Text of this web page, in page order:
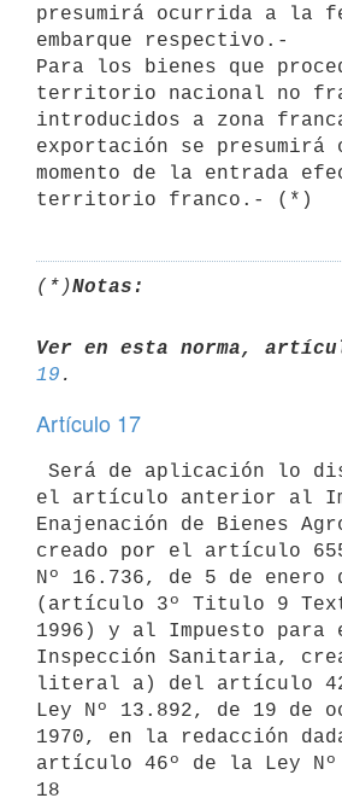
presumirá ocurrida a la
embarque respectivo.-
Para los bienes que
territorio nacional no
introducidos a zona
exportación se
momento de la entrada
(*)Notas:
Ver en esta norma,
19
Artículo 17
el artículo anterior al
Enajenación de Bienes
creado por el artículo
Nº 16.736, de 5 de enero
(artículo 3º Titulo 9
1996) y al Impuesto para
Inspección Sanitaria,
literal a) del artículo
Ley Nº 13.892, de 19 de
1970, en la redacción
artículo 46º de la Ley Nº
18